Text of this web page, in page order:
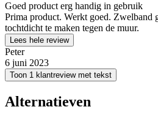
Goed product erg handig in gebruik
Prima product. Werkt goed. Zwelband
tochtdicht te maken tegen de muur.
Lees hele review
Peter
6 juni 2023
Toon 1 klantreview met tekst
Alternatieven